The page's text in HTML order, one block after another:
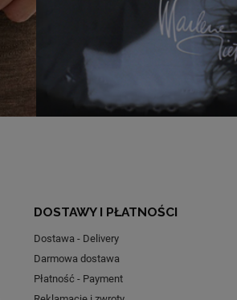
DOSTAWY I PŁATNOŚCI
Dostawa - Delivery
Darmowa dostawa
Płatność - Payment